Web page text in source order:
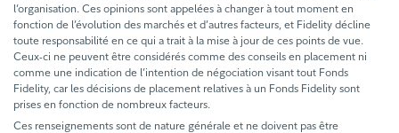
l’organisation. Ces opinions sont appelées à changer à tout moment en
fonction de l’évolution des marchés et d’autres facteurs, et Fidelity décline
toute responsabilité en ce qui a trait à la mise à jour de ces points de vue.
Ceux-ci ne peuvent être considérés comme des conseils en placement ni
comme une indication de l’intention de négociation visant tout Fonds
Fidelity, car les décisions de placement relatives à un Fonds Fidelity sont
prises en fonction de nombreux facteurs.
Ces renseignements sont de nature générale et ne doivent pas être